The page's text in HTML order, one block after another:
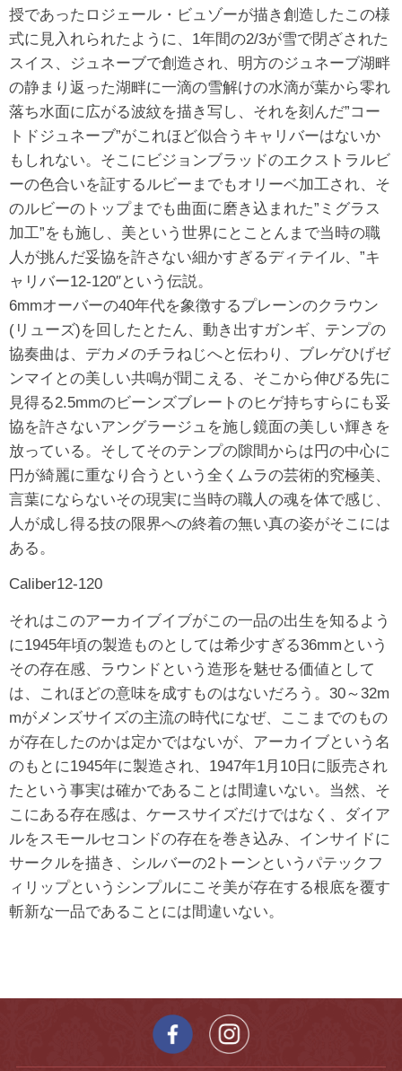
授であったロジェール・ビュゾーが描き創造したこの様
式に見入れられたように、1年間の2/3が雪で閉ざされた
スイス、ジュネーブで創造され、明方のジュネーブ湖畔
の静まり返った湖畔に一滴の雪解けの水滴が葉から零れ
落ち水面に広がる波紋を描き写し、それを刻んだ”コー
トドジュネーブ”がこれほど似合うキャリバーはないか
もしれない。そこにビジョンブラッドのエクストラルビ
ーの色合いを証するルビーまでもオリーベ加工され、そ
のルビーのトップまでも曲面に磨き込まれた”ミグラス
加工”をも施し、美という世界にとことんまで当時の職
人が挑んだ妥協を許さない細かすぎるディテイル、”キ
ャリバー12-120″という伝説。
6mmオーバーの40年代を象徴するプレーンのクラウン
(リューズ)を回したとたん、動き出すガンギ、テンプの
協奏曲は、デカメのチラねじへと伝わり、ブレゲひげゼ
ンマイとの美しい共鳴が聞こえる、そこから伸びる先に
見得る2.5mmのビーンズブレートのヒゲ持ちすらにも妥
協を許さないアングラージュを施し鏡面の美しい輝きを
放っている。そしてそのテンプの隙間からは円の中心に
円が綺麗に重なり合うという全くムラの芸術的究極美、
言葉にならないその現実に当時の職人の魂を体で感じ、
人が成し得る技の限界への終着の無い真の姿がそこには
ある。
Caliber12-120
それはこのアーカイブイブがこの一品の出生を知るよう
に1945年頃の製造ものとしては希少すぎる36mmという
その存在感、ラウンドという造形を魅せる価値として
は、これほどの意味を成すものはないだろう。30～32m
mがメンズサイズの主流の時代になぜ、ここまでのもの
が存在したのかは定かではないが、アーカイブという名
のもとに1945年に製造され、1947年1月10日に販売され
たという事実は確かであることは間違いない。当然、そ
こにある存在感は、ケースサイズだけではなく、ダイア
ルをスモールセコンドの存在を巻き込み、インサイドに
サークルを描き、シルバーの2トーンというパテックフ
ィリップというシンプルにこそ美が存在する根底を覆す
斬新な一品であることには間違いない。